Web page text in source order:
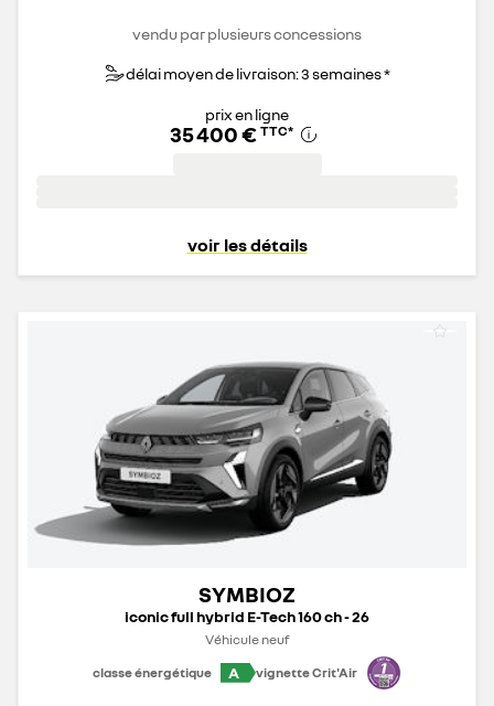
vendu par plusieurs concessions
délai moyen de livraison: 3 semaines *
prix en ligne
35 400 € TTC*
voir les détails
SYMBIOZ
iconic full hybrid E-Tech 160 ch - 26
Véhicule neuf
classe énergétique
A vignette Crit'Air